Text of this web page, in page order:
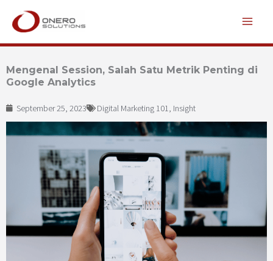
Lewati
Mengenal Session, Salah Satu Metrik Penting di
Google Analytics
September 25, 2023 Digital Marketing 101, Insight